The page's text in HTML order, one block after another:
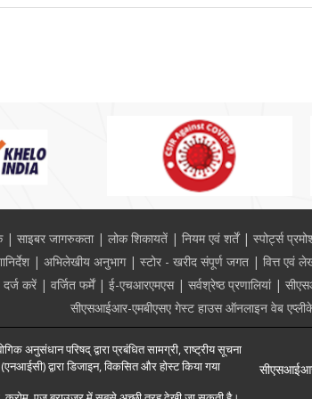
साइबर जागरुकता लोक शिकायतें नियम एवं शर्तें स्पोर्ट्स
अभिलेखीय अनुभाग स्टोर - खरीद संपूर्ण जगत वित्त एवं
करें वर्जित फर्में ई-एचआरएमएस सर्वश्रेष्ठ प्रणालियां
सीएसआईआर-एमबीएसए गेस्ट हाउस ऑनलाइन वेब
अनुसंधान परिषद् द्वारा प्रबंधित सामग्री, राष्ट्रीय सूचना
द्वारा डिजाइन, विकसित और होस्ट किया गया